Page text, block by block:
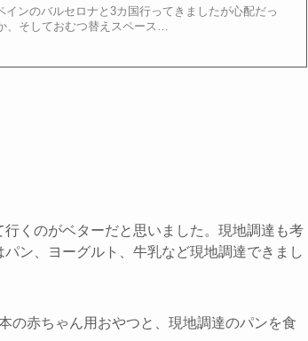
ンのバルセロナと3カ国行ってきましたが心配だっ
、そしておむつ替えスペース…
くのがベターだと思いました。現地調達も考
ン、ヨーグルト、牛乳など現地調達できまし
赤ちゃん用おやつと、現地調達のパンを食